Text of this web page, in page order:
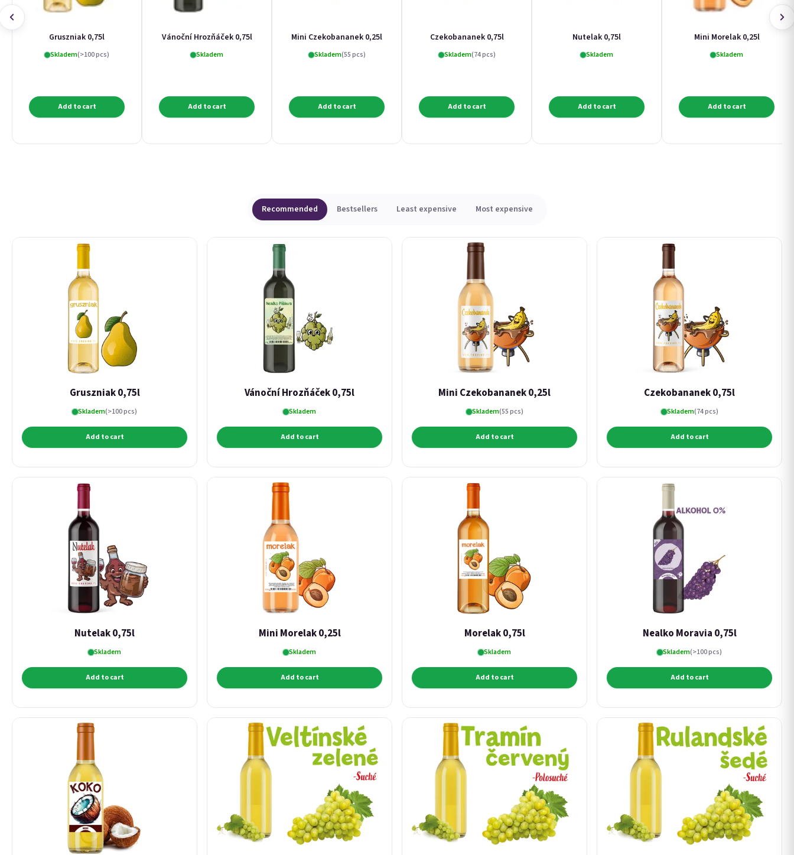
Gruszniak 0,75l
Skladem(>100 pcs)
Add to cart
Vánoční Hrozňáček 0,75l
Skladem
Add to cart
Mini Czekobananek 0,25l
Skladem(55 pcs)
Add to cart
Czekobananek 0,75l
Skladem(74 pcs)
Add to cart
Nutelak 0,75l
Skladem
Add to cart
Mini Morelak 0,25l
Skladem
Add to cart
Recommended Bestsellers Least expensive Most expensive
Gruszniak 0,75l
Skladem(>100 pcs)
Add to cart
Vánoční Hrozňáček 0,75l
Skladem
Add to cart
Mini Czekobananek 0,25l
Skladem(55 pcs)
Add to cart
Czekobananek 0,75l
Skladem(74 pcs)
Add to cart
Nutelak 0,75l
Skladem
Add to cart
Mini Morelak 0,25l
Skladem
Add to cart
Morelak 0,75l
Skladem
Add to cart
Nealko Moravia 0,75l
Skladem(>100 pcs)
Add to cart